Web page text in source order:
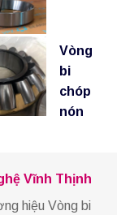
Vòng
bi
chóp
nón
Vĩnh Thịnh
hiệu Vòng bi